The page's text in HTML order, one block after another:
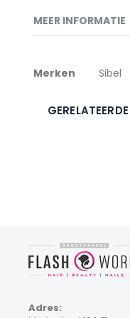
het
begin
afbeeldingen-
MEER INFORMATIE
Meer
Merken Sibel
Adres: